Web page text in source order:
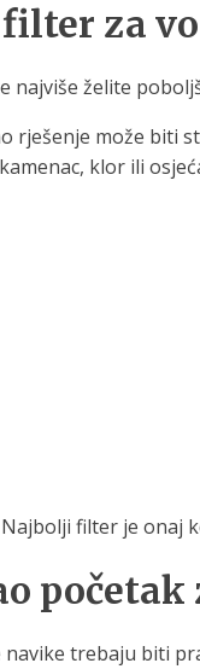
za
najviše želite
rješenje može biti
klor ili
filter je onaj
trebaju biti